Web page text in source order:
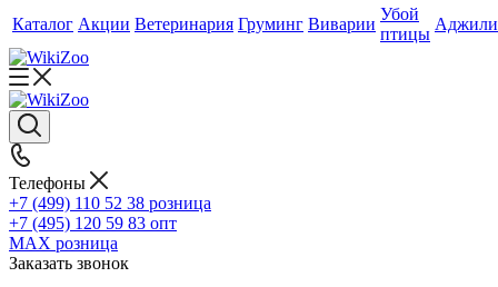
Каталог Акции Ветеринария Груминг Виварии
Убой
птицы
Телефоны
+7 (499) 110 52 38 розница
+7 (495) 120 59 83 опт
MAX розница
Заказать звонок